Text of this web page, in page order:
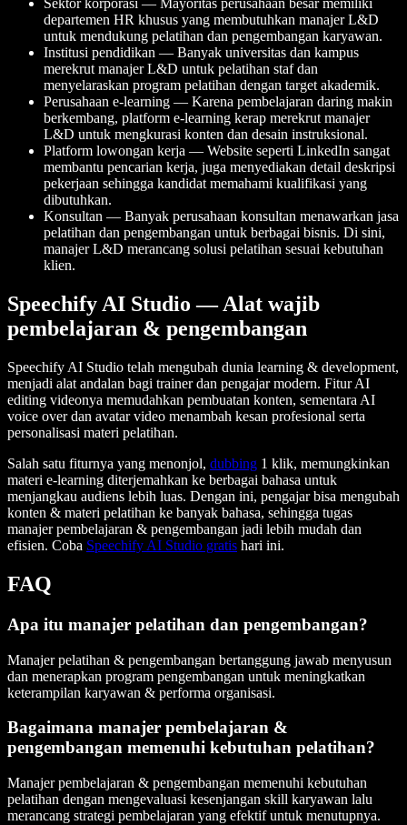
Sektor korporasi — Mayoritas perusahaan besar memiliki
departemen HR khusus yang membutuhkan manajer L&D
untuk mendukung pelatihan dan pengembangan karyawan.
Institusi pendidikan — Banyak universitas dan kampus
merekrut manajer L&D untuk pelatihan staf dan
menyelaraskan program pelatihan dengan target akademik.
Perusahaan e-learning — Karena pembelajaran daring makin
berkembang, platform e-learning kerap merekrut manajer
L&D untuk mengkurasi konten dan desain instruksional.
Platform lowongan kerja — Website seperti LinkedIn sangat
membantu pencarian kerja, juga menyediakan detail deskripsi
pekerjaan sehingga kandidat memahami kualifikasi yang
dibutuhkan.
Konsultan — Banyak perusahaan konsultan menawarkan jasa
pelatihan dan pengembangan untuk berbagai bisnis. Di sini,
manajer L&D merancang solusi pelatihan sesuai kebutuhan
klien.
Speechify AI Studio — Alat wajib
pembelajaran & pengembangan
Speechify AI Studio telah mengubah dunia learning & development,
menjadi alat andalan bagi trainer dan pengajar modern. Fitur AI
editing videonya memudahkan pembuatan konten, sementara AI
voice over dan avatar video menambah kesan profesional serta
personalisasi materi pelatihan.
Salah satu fiturnya yang menonjol, dubbing 1 klik, memungkinkan
materi e-learning diterjemahkan ke berbagai bahasa untuk
menjangkau audiens lebih luas. Dengan ini, pengajar bisa mengubah
konten & materi pelatihan ke banyak bahasa, sehingga tugas
manajer pembelajaran & pengembangan jadi lebih mudah dan
efisien. Coba Speechify AI Studio gratis hari ini.
FAQ
Apa itu manajer pelatihan dan pengembangan?
Manajer pelatihan & pengembangan bertanggung jawab menyusun
dan menerapkan program pengembangan untuk meningkatkan
keterampilan karyawan & performa organisasi.
Bagaimana manajer pembelajaran &
pengembangan memenuhi kebutuhan pelatihan?
Manajer pembelajaran & pengembangan memenuhi kebutuhan
pelatihan dengan mengevaluasi kesenjangan skill karyawan lalu
merancang strategi pembelajaran yang efektif untuk menutupnya.